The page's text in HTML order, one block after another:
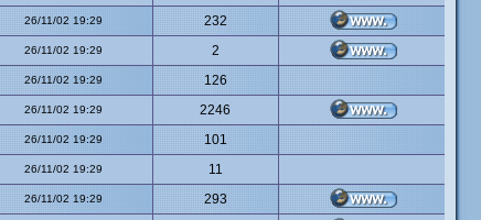
26/11/02 19:29
232
26/11/02 19:29
2
26/11/02 19:29
126
26/11/02 19:29
2246
26/11/02 19:29
101
26/11/02 19:29
11
26/11/02 19:29
293